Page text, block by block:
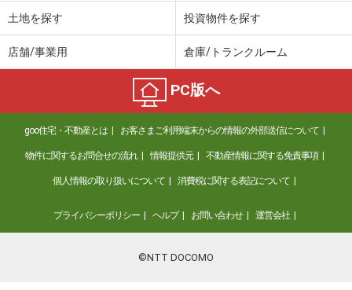
土地を探す 投資物件を探す
店舗/事業用 倉庫/トランクルーム
PC版へ
goo住宅・不動産とは お客さまご利用端末からの情報の外部送信について
物件に関するお問合せの流れ 情報提供元 不動産情報に関する免責事項
個人情報の取り扱いについて 消費税に関する表記について
プライバシーポリシー ヘルプ お問い合わせ 運営会社
©NTT DOCOMO